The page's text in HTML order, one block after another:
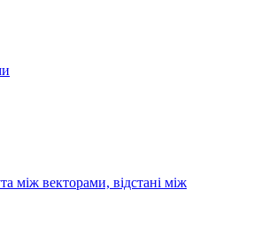
між векторами, відстані між